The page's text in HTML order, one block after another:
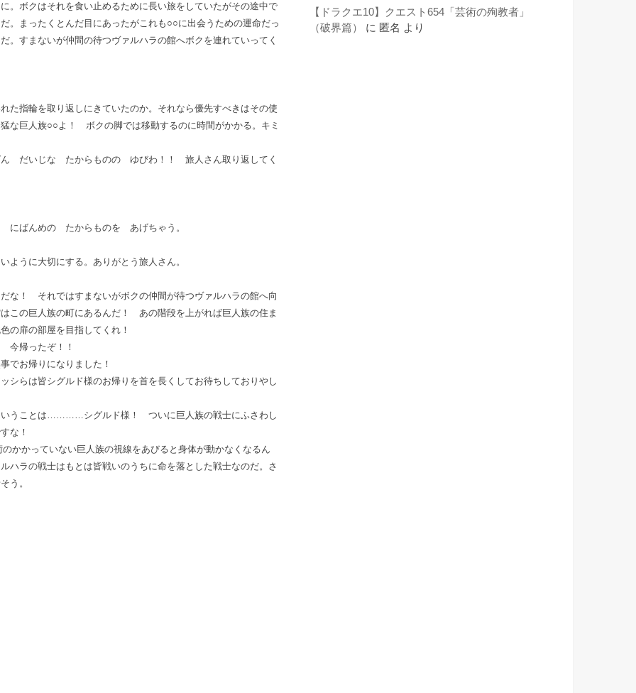
ボクはそれを食い止めるために長い旅をしていたがその途中で
。まったくとんだ目にあったがこれも○○に出会うための運命だっ
。すまないが仲間の待つヴァルハラの館へボクを連れていってく
指輪を取り返しにきていたのか。それなら優先すべきはその使
な巨人族○○よ！ ボクの脚では移動するのに時間がかかる。キミ
だいじな たからものの ゆびわ！！ 旅人さん取り返してく
にばんめの たからものを あげちゃう。
に大切にする。ありがとう旅人さん。
な！ それではすまないがボクの仲間が待つヴァルハラの館へ向
この巨人族の町にあるんだ！ あの階段を上がれば巨人族の住ま
の扉の部屋を目指してくれ！
帰ったぞ！！
お帰りになりました！
シらは皆シグルド様のお帰りを首を長くしてお待ちしておりやし
いうことは…………シグルド様！ ついに巨人族の戦士にふさわし
な！
かかっていない巨人族の視線をあびると身体が動かなくなるん
ハラの戦士はもとは皆戦いのうちに命を落とした戦士なのだ。さ
う。
【ドラクエ10】クエスト654「芸術の殉教者」
（破界篇）
に 匿名 より